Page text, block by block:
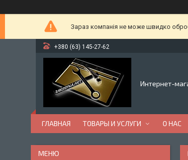
Зараз компанія не може швидко
+380 (63) 145-27-62
Интернет-
ГЛАВНАЯ ТОВАРЫ И УСЛУГИ О НАС